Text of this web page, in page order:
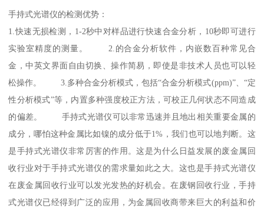
手持式光谱仪的检测优势：
1.快速无损检测，1-2秒中对样品进行快速合金分析，10秒即可进行
实验室精度的测量。 2.的合金分析软件，内嵌数百种常见合
金，中英文界面自由切换、操作简易，即使是非技术人员也可以轻
松操作。 3.多种合金分析模式，包括“合金分析模式(ppm)”、“定
性分析模式”等，内置多种强度校正方法，可校正几何状态不同造成
的偏差。 手持式光谱仪可以非常迅速并且地出相关重要金属的
成分，哪怕这种金属比如镍的成分低于1%，我们也可以地判断。这
是手持式光谱仪非常厉害的作用。这是为什么日益发展的废金属回
收行业对于手持式光谱仪的需求量如此之大。这也是手持式光谱仪
在废金属回收行业可以发光发热的好机会。在废钢回收行业，手持
式光谱仪已经得到广泛的应用，为金属回收商带来巨大的利益和价